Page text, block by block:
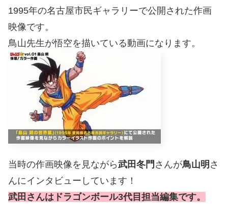
1995年の名古屋市民ギャラリーで公開された作画
映像です。
鳥山先生が悟空を描いている動画になります。
当時の作画映像を見ながら武田冬門 さんが鳥山明 さ
んにインタビューしています！
武田さんはドラゴンボール3代目担当編集です。